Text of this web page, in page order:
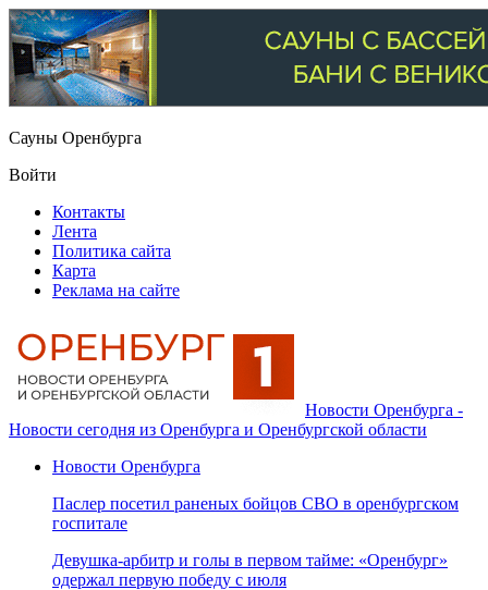
Сауны Оренбурга
Войти
Контакты
Лента
Политика сайта
Карта
Реклама на сайте
Новости Оренбурга -
Новости сегодня из Оренбурга и Оренбургской области
Новости Оренбурга
Паслер посетил раненых бойцов СВО в оренбургском
госпитале
Девушка-арбитр и голы в первом тайме: «Оренбург»
одержал первую победу с июля